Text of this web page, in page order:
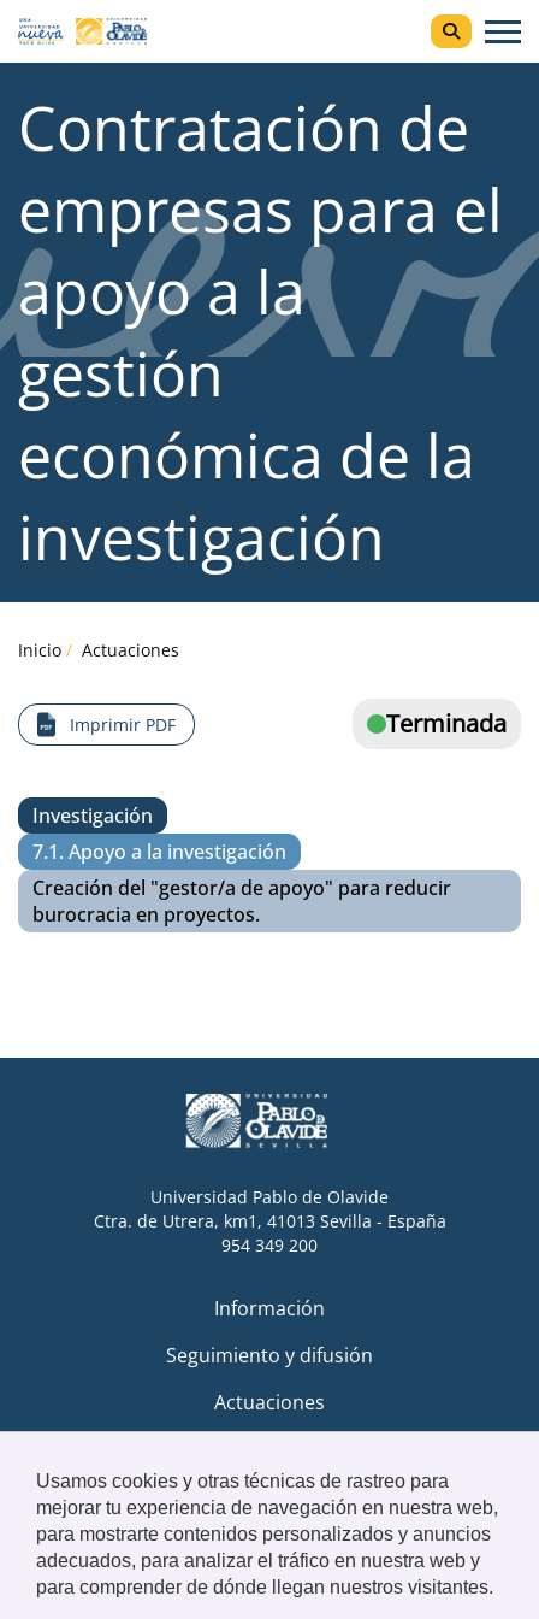
Usamos cookies y otras técnicas de rastreo para
mejorar tu experiencia de navegación en nuestra web,
para mostrarte contenidos personalizados y anuncios
adecuados, para analizar el tráfico en nuestra web y
para comprender de dónde llegan nuestros visitantes.
Contratación de
empresas para el
apoyo a la
gestión
económica de la
investigación
Inicio Actuaciones
Terminada
Imprimir PDF
Investigación
7.1. Apoyo a la investigación
Creación del "gestor/a de apoyo" para reducir
burocracia en proyectos.
Universidad Pablo de Olavide
Ctra. de Utrera, km1, 41013 Sevilla - España
954 349 200
Información
Seguimiento y difusión
Actuaciones
© Universidad Pablo de Olavide
Aviso legal